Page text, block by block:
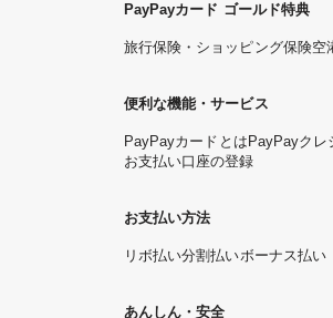
PayPayカード ゴールド特典
旅行保険・ショッピング保険空
便利な機能・サービス
PayPayカードとは PayPayクレ
お支払い口座の登録
お支払い方法
リボ払い分割払いボーナス払い
あんしん・安全